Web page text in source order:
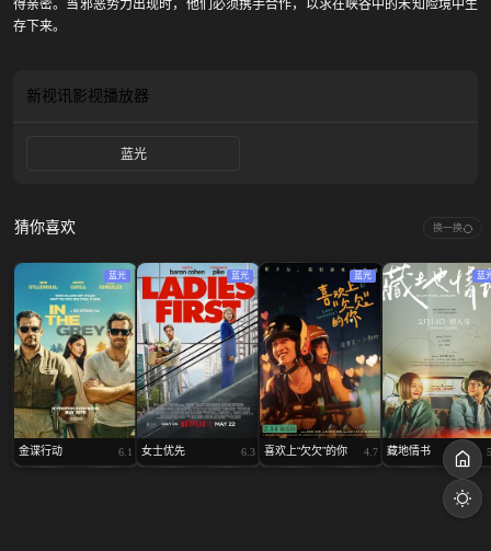
得亲密。当邪恶势力出现时，他们必须携手合作，以求在峡谷中的未知险境中生
存下来。
新视讯影视播放器
蓝光
猜你喜欢 换一换
蓝光
金谍行动 6.1
蓝光
女士优先 6.3
蓝光
喜欢上“欠欠”的你 4.7
蓝
藏地情书